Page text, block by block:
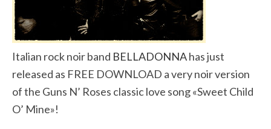
Italian rock noir band BELLADONNAhas just
released as FREE DOWNLOAD a very noir version
of the Guns N’ Roses classic love song «Sweet Child
O’ Mine»!